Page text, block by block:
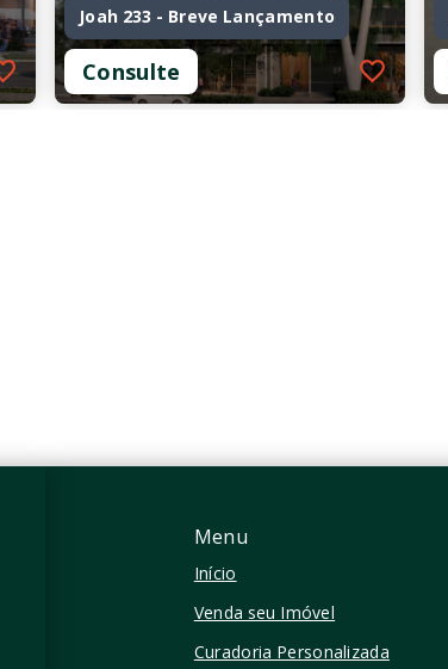
Joah 233 - Breve Lançamento
Consulte
Menu
Início
Venda seu Imóvel
Curadoria Personalizada